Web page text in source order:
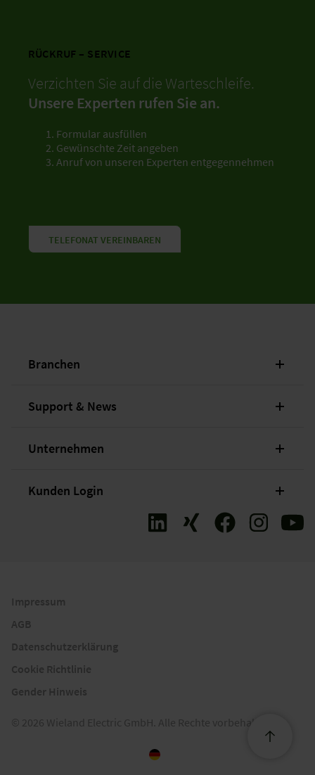
RÜCKRUF – SERVICE
Verzichten Sie auf die Warteschleife.
Unsere Experten rufen Sie an.
Formular ausfüllen
Gewünschte Zeit angeben
Anruf von unseren Experten entgegennehmen
TELEFONAT VEREINBAREN
Branchen
Support & News
Unternehmen
Kunden Login
Impressum
AGB
Datenschutzerklärung
Cookie Richtlinie
Gender Hinweis
© 2026 Wieland Electric GmbH. Alle Rechte vorbehalten.